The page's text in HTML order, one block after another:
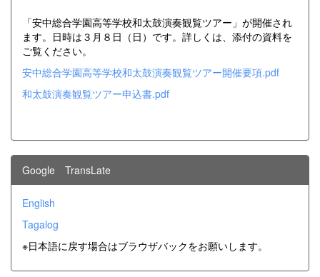
「安中総合学園高等学校和太鼓演奏観覧ツアー」が開催され
ます。日時は３月８日（日）です。詳しくは、添付の資料を
ご覧ください。
安中総合学園高等学校和太鼓演奏観覧ツアー開催要項.pdf
和太鼓演奏観覧ツアー申込書.pdf
Google TransLate
English
Tagalog
※日本語に戻す場合はブラウザバックをお願いします。